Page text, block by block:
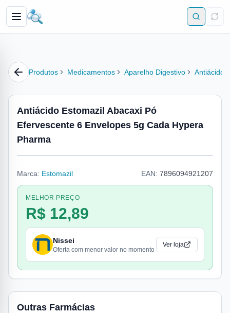
Produtos Medicamentos Aparelho Digestivo Antiácido
Antiácido Estomazil Abacaxi Pó
Efervescente 6 Envelopes 5g Cada Hypera
Pharma
Marca: Estomazil EAN: 7896094921207
MELHOR PREÇO
R$ 12,89
Nissei
Oferta com menor valor no momento
Ver loja
Outras Farmácias